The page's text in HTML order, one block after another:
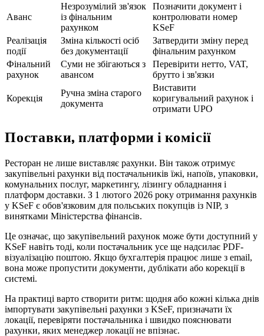
Аванс
Незрозумілий зв'язок
із фінальним
рахунком
Позначити документ і
контролювати номер
KSeF
Реалізація
події
Зміна кількості осіб
без документації
Затвердити зміну перед
фінальним рахунком
Фінальний
рахунок
Суми не збігаються з
авансом
Перевірити нетто, VAT,
брутто і зв'язки
Корекція
Ручна зміна старого
документа
Виставити
коригувальний рахунок і
отримати UPO
Поставки, платформи і комісії
Ресторан не лише виставляє рахунки. Він також отримує
закупівельні рахунки від постачальників їжі, напоїв, упаковки,
комунальних послуг, маркетингу, лізингу обладнання і
платформ доставки. З 1 лютого 2026 року отримання рахунків
у KSeF є обов'язковим для польських покупців із NIP, з
винятками Міністерства фінансів.
Це означає, що закупівельний рахунок може бути доступний у
KSeF навіть тоді, коли постачальник усе ще надсилає PDF-
візуалізацію поштою. Якщо бухгалтерія працює лише з email,
вона може пропустити документи, дублікати або корекції в
системі.
На практиці варто створити ритм: щодня або кожні кілька днів
імпортувати закупівельні рахунки з KSeF, призначати їх
локації, перевіряти постачальника і швидко пояснювати
рахунки, яких менеджер локації не впізнає.